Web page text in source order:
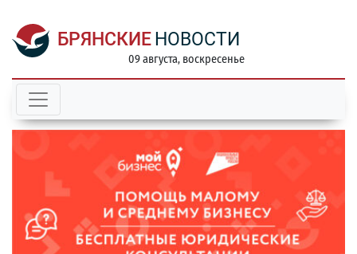
БРЯНСКИЕ НОВОСТИ
09 августа, воскресенье